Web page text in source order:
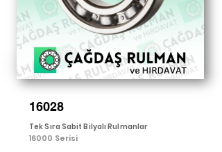
16028
Tek Sıra Sabit Bilyalı Rulmanlar
16000 Serisi